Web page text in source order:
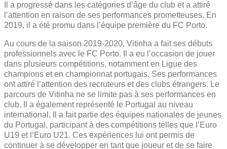
Il a progressé dans les catégories d’âge du club et a attiré
l’attention en raison de ses performances prometteuses. En
2019, il a été promu dans l’équipe première du FC Porto.
Au cours de la saison 2019-2020, Vitinha a fait ses débuts
professionnels avec le FC Porto. Il a eu l’occasion de jouer
dans plusieurs compétitions, notamment en Ligue des
champions et en championnat portugais. Ses performances
ont attiré l’attention des recruteurs et des clubs étrangers. Le
parcours de Vitinha ne se limite pas à ses performances en
club. Il a également représenté le Portugal au niveau
international. Il a fait partie des équipes nationales de jeunes
du Portugal, participant à des compétitions telles que l’Euro
U19 et l’Euro U21. Ces expériences lui ont permis de
continuer à se développer en tant que joueur et de se faire